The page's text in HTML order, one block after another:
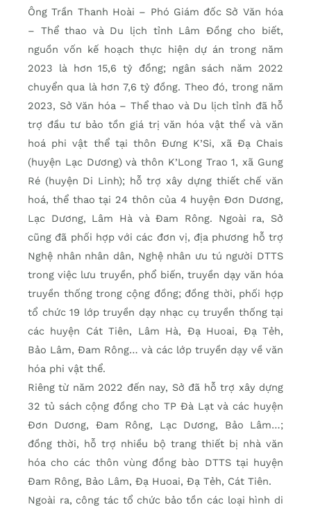
Ông Trần Thanh Hoài – Phó Giám đốc Sở Văn hóa
– Thể thao và Du lịch tỉnh Lâm Đồng cho biết,
nguồn vốn kế hoạch thực hiện dự án trong năm
2023 là hơn 15,6 tỷ đồng; ngân sách năm 2022
chuyển qua là hơn 7,6 tỷ đồng. Theo đó, trong năm
2023, Sở Văn hóa – Thể thao và Du lịch tỉnh đã hỗ
trợ đầu tư bảo tồn giá trị văn hóa vật thể và văn
hoá phi vật thể tại thôn Đưng K’Si, xã Đạ Chais
(huyện Lạc Dương) và thôn K’Long Trao 1, xã Gung
Ré (huyện Di Linh); hỗ trợ xây dựng thiết chế văn
hoá, thể thao tại 24 thôn của 4 huyện Đơn Dương,
Lạc Dương, Lâm Hà và Đam Rông. Ngoài ra, Sở
cũng đã phối hợp với các đơn vị, địa phương hỗ trợ
Nghệ nhân nhân dân, Nghệ nhân ưu tú người DTTS
trong việc lưu truyền, phổ biến, truyền dạy văn hóa
truyền thống trong cộng đồng; đồng thời, phối hợp
tổ chức 19 lớp truyền dạy nhạc cụ truyền thống tại
các huyện Cát Tiên, Lâm Hà, Đạ Huoai, Đạ Tẻh,
Bảo Lâm, Đam Rông… và các lớp truyền dạy về văn
hóa phi vật thể.
Riêng từ năm 2022 đến nay, Sở đã hỗ trợ xây dựng
32 tủ sách cộng đồng cho TP Đà Lạt và các huyện
Đơn Dương, Đam Rông, Lạc Dương, Bảo Lâm…;
đồng thời, hỗ trợ nhiều bộ trang thiết bị nhà văn
hóa cho các thôn vùng đồng bào DTTS tại huyện
Đam Rông, Bảo Lâm, Đạ Huoai, Đạ Tẻh, Cát Tiên.
Ngoài ra, công tác tổ chức bảo tồn các loại hình di